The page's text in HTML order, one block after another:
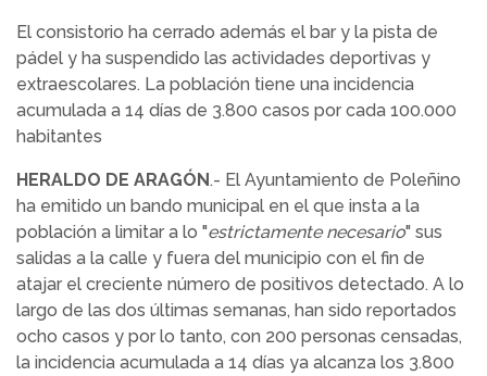
El consistorio ha cerrado además el bar y la pista de
pádel y ha suspendido las actividades deportivas y
extraescolares. La población tiene una incidencia
acumulada a 14 días de 3.800 casos por cada 100.000
habitantes
HERALDO DE ARAGÓN.- El Ayuntamiento de Poleñino
ha emitido un bando municipal en el que insta a la
población a limitar a lo "estrictamente necesario" sus
salidas a la calle y fuera del municipio con el fin de
atajar el creciente número de positivos detectado. A lo
largo de las dos últimas semanas, han sido reportados
ocho casos y por lo tanto, con 200 personas censadas,
la incidencia acumulada a 14 días ya alcanza los 3.800